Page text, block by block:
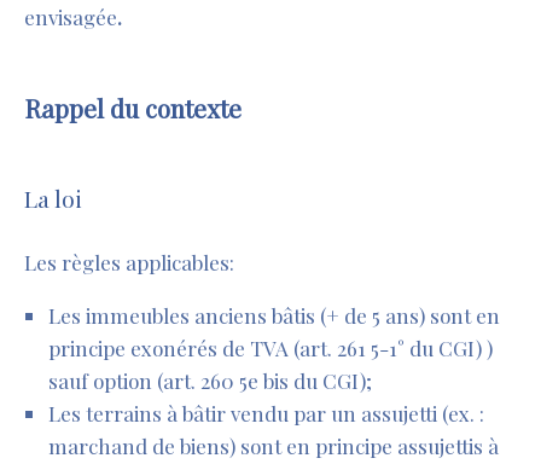
envisagée.
Rappel du contexte
La loi
Les règles applicables:
Les immeubles anciens bâtis (+ de 5 ans) sont en
principe exonérés de TVA (art. 261 5-1° du CGI) )
sauf option (art. 260 5e bis du CGI);
Les terrains à bâtir vendu par un assujetti (ex. :
marchand de biens) sont en principe assujettis à